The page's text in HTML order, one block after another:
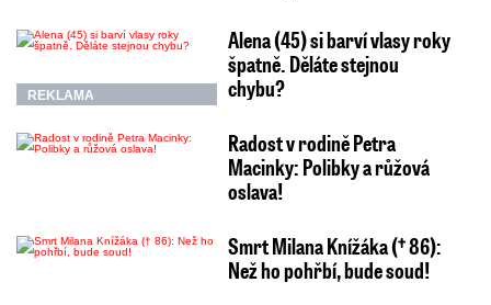
REKLAMA
Alena (45) si barví vlasy roky
špatně. Děláte stejnou
chybu?
Radost v rodině Petra
Macinky: Polibky a růžová
oslava!
Smrt Milana Knížáka († 86):
Než ho pohřbí, bude soud!